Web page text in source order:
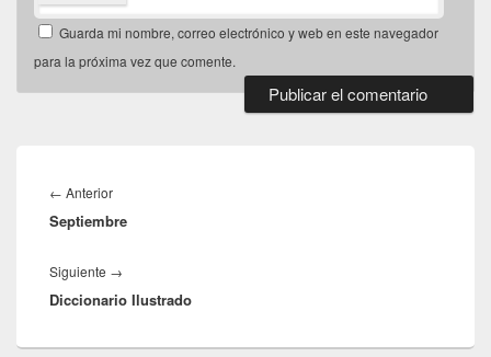
Guarda mi nombre, correo electrónico y web en este navegador
para la próxima vez que comente.
de
entradas
← AnteriorEntrada
anterior:
Septiembre
Siguiente →
siguiente:
Diccionario Ilustrado